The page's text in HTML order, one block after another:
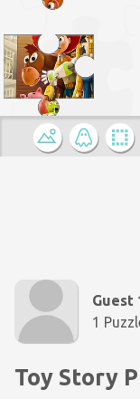
Guest
1
Toy Story